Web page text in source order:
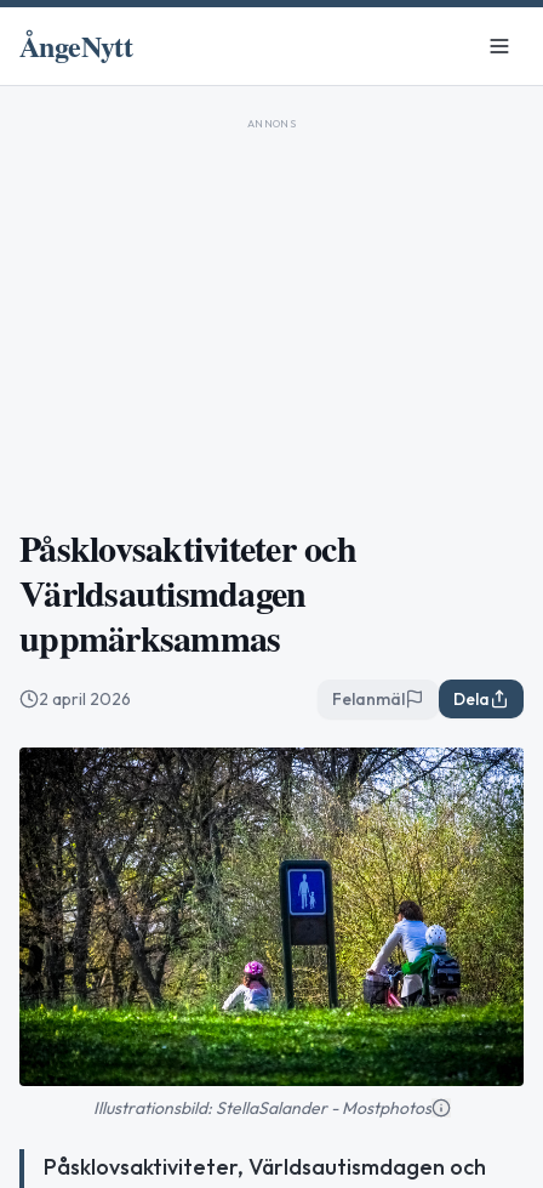
ÅngeNytt
ANNONS
Påsklovsaktiviteter och
Världsautismdagen
uppmärksammas
2 april 2026 Felanmäl Dela
Illustrationsbild: StellaSalander - Mostphotos
Påsklovsaktiviteter, Världsautismdagen och